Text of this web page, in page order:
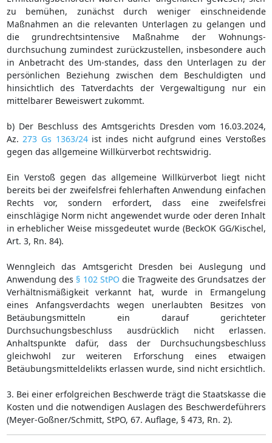
zu bemühen, zunächst durch weniger einschneidende
Maßnahmen an die relevanten Unterlagen zu gelangen und
die grundrechtsintensive Maßnahme der Wohnungs-
durchsuchung zumindest zurückzustellen, insbesondere auch
in Anbetracht des Um-standes, dass den Unterlagen zu der
persönlichen Beziehung zwischen dem Beschuldigten und
hinsichtlich des Tatverdachts der Vergewaltigung nur ein
mittelbarer Beweiswert zukommt.
b) Der Beschluss des Amtsgerichts Dresden vom 16.03.2024,
Az. 273 Gs 1363/24ist indes nicht aufgrund eines Verstoßes
gegen das allgemeine Willkürverbot rechtswidrig.
Ein Verstoß gegen das allgemeine Willkürverbot liegt nicht
bereits bei der zweifelsfrei fehlerhaften Anwendung einfachen
Rechts vor, sondern erfordert, dass eine zweifelsfrei
einschlägige Norm nicht angewendet wurde oder deren Inhalt
in erheblicher Weise missgedeutet wurde (BeckOK GG/Kischel,
Art. 3, Rn. 84).
Wenngleich das Amtsgericht Dresden bei Auslegung und
Anwendung des § 102 StPO die Tragweite des Grundsatzes der
Verhältnismäßigkeit verkannt hat, wurde in Ermangelung
eines Anfangsverdachts wegen unerlaubten Besitzes von
Betäubungsmitteln ein darauf gerichteter
Durchsuchungsbeschluss ausdrücklich nicht erlassen.
Anhaltspunkte dafür, dass der Durchsuchungsbeschluss
gleichwohl zur weiteren Erforschung eines etwaigen
Betäubungsmitteldelikts erlassen wurde, sind nicht ersichtlich.
3. Bei einer erfolgreichen Beschwerde trägt die Staatskasse die
Kosten und die notwendigen Auslagen des Beschwerdeführers
(Meyer-Goßner/Schmitt, StPO, 67. Auflage, § 473, Rn. 2).